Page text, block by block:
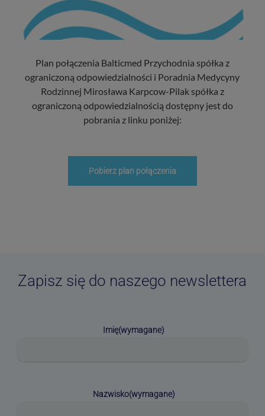
Plan połączenia Balticmed Przychodnia spółka z
ograniczoną odpowiedzialności i Poradnia Medycyny
Rodzinnej Mirosława Karpcow-Pilak spółka z
ograniczoną odpowiedzialnością dostępny jest do
pobrania z linku poniżej:
Pobierz plan połączenia
Zapisz się do naszego newslettera
Imię(wymagane)
Nazwisko(wymagane)